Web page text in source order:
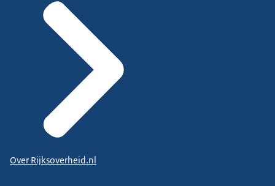
Over Rijksoverheid.nl